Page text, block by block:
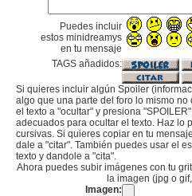
Puedes incluir
estos minidreamys
en tu mensaje
TAGS añadidos:
Si quieres incluir algún Spoiler
algo que una parte del foro lo mismo
el texto a "ocultar" y presiona
adecuados para ocultar el texto. Haz lo
cursivas. Si quieres copiar en tu
dale a "citar". También puedes usar el
texto y dandole a "cita".
Ahora puedes subir imágenes con tu
la imagen (jpg o
Imagen: